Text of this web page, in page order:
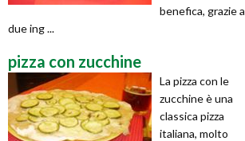
benefica, grazie a
due ing ...
pizza con zucchine
La pizza con le
zucchine è una
classica pizza
italiana, molto